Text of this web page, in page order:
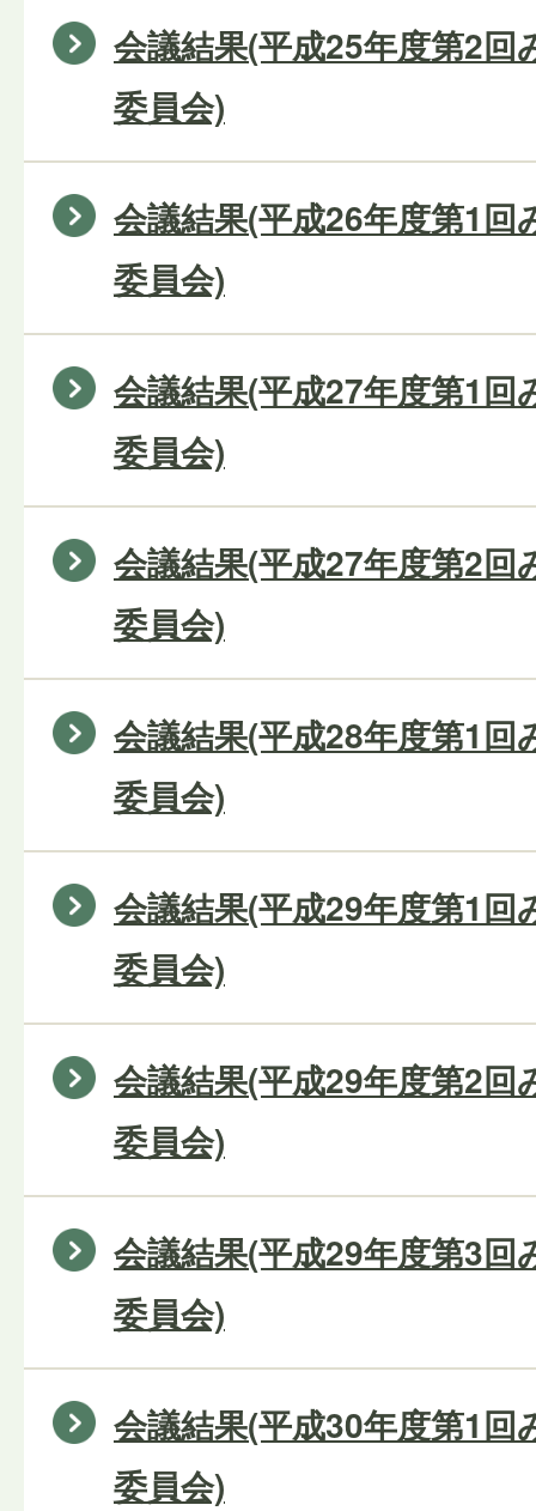
会議結果(平成25年度第2回
委員会)
会議結果(平成26年度第1回
委員会)
会議結果(平成27年度第1回
委員会)
会議結果(平成27年度第2回
委員会)
会議結果(平成28年度第1回
委員会)
会議結果(平成29年度第1回
委員会)
会議結果(平成29年度第2回
委員会)
会議結果(平成29年度第3回
委員会)
会議結果(平成30年度第1回
委員会)